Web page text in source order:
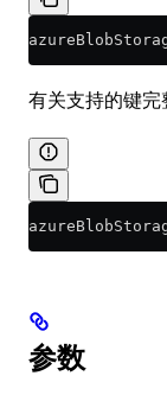
有关支持的键完
参数